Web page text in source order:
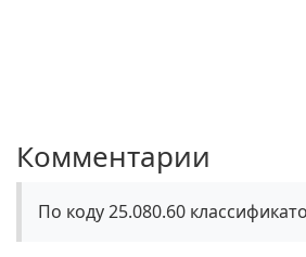
Комментарии
По коду 25.080.60